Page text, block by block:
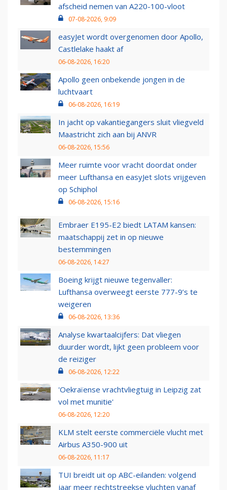
afscheid nemen van A220-100-vloot
07-08-2026, 9:09
easyJet wordt overgenomen door Apollo,
Castlelake haakt af
06-08-2026, 16:20
Apollo geen onbekende jongen in de
luchtvaart
06-08-2026, 16:19
In jacht op vakantiegangers sluit vliegveld
Maastricht zich aan bij ANVR
06-08-2026, 15:56
Meer ruimte voor vracht doordat onder
meer Lufthansa en easyJet slots vrijgeven
op Schiphol
06-08-2026, 15:16
Embraer E195-E2 biedt LATAM kansen:
maatschappij zet in op nieuwe
bestemmingen
06-08-2026, 14:27
Boeing krijgt nieuwe tegenvaller:
Lufthansa overweegt eerste 777-9’s te
weigeren
06-08-2026, 13:36
Analyse kwartaalcijfers: Dat vliegen
duurder wordt, lijkt geen probleem voor
de reiziger
06-08-2026, 12:22
'Oekraïense vrachtvliegtuig in Leipzig zat
vol met munitie'
06-08-2026, 12:20
KLM stelt eerste commerciële vlucht met
Airbus A350-900 uit
06-08-2026, 11:17
TUI breidt uit op ABC-eilanden: volgend
jaar meer rechtstreekse vluchten vanaf